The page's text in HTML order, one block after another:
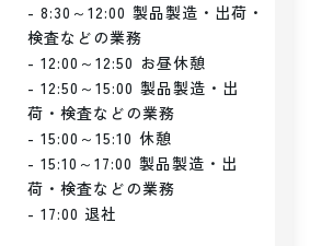
- 8:30～12:00 製品製造・出荷・
検査などの業務
- 12:00～12:50 お昼休憩
- 12:50～15:00 製品製造・出
荷・検査などの業務
- 15:00～15:10 休憩
- 15:10～17:00 製品製造・出
荷・検査などの業務
- 17:00 退社